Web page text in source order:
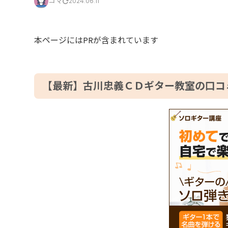
本ページにはPRが含まれています
【最新】古川忠義ＣＤギター教室の口